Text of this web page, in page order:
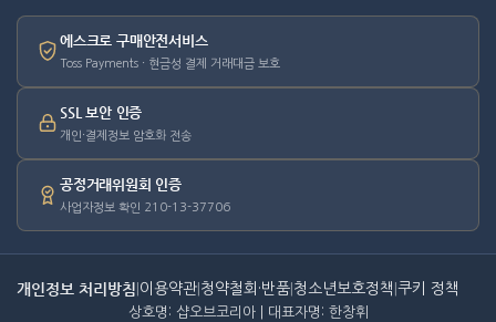
에스크로 구매안전서비스
Toss Payments · 현금성 결제 거래대금 보호
SSL 보안 인증
개인·결제정보 암호화 전송
공정거래위원회 인증
사업자정보 확인 210-13-37706
개인정보 처리방침 이용약관 청약철회·반품 청소년보호정책 쿠키 정책
상호명: 샵오브코리아 | 대표자명: 한창휘